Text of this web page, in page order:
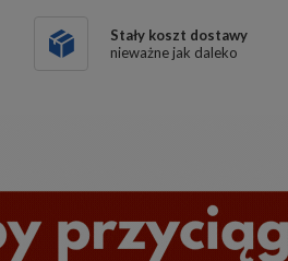
Stały koszt dostawy
nieważne jak daleko